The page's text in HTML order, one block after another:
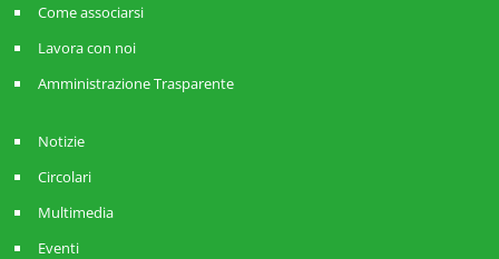
Come associarsi
Lavora con noi
Amministrazione Trasparente
Notizie
Circolari
Multimedia
Eventi